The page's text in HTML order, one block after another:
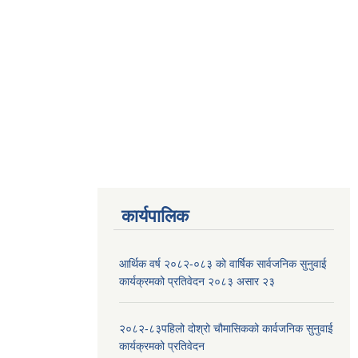
कार्यपालिक
आर्थिक वर्ष २०८२-०८३ को वार्षिक सार्वजनिक सुनुवाई
कार्यक्रमको प्रतिवेदन २०८३ असार २३
२०८२-८३पहिलो दोश्रो चौमासिकको कार्वजनिक सुनुवाई
कार्यक्रमको प्रतिवेदन